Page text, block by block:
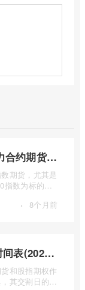
上证主力期货买卖(主力合约期货市场大盘)
期货，尤其是
数为标的的
· 8个月前
2024股指期权交割日时间表(2024股指期货交割日)
和股指期权作
其交割日的设